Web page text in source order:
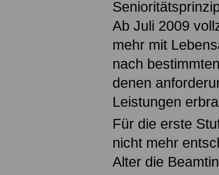
Ab Juli 2009
mehr mit
nach
denen
Leistungen
Für die erste
nicht mehr
Alter die